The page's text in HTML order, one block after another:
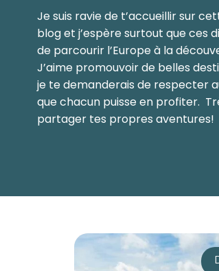
Je suis ravie de t’accueillir sur
blog et j’espère surtout que
de parcourir l’Europe à la
J’aime promouvoir de belles
je te demanderais de respecter
que chacun puisse en profiter.
partager tes propres aventures!